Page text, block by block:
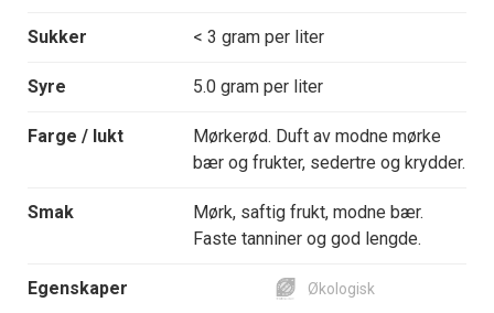
Sukker < 3 gram per liter
Syre 5.0 gram per liter
Farge / lukt
Mørkerød. Duft av modne mørke
bær og frukter, sedertre og krydder.
Smak
Mørk, saftig frukt, modne bær.
Faste tanniner og god lengde.
Egenskaper Økologisk